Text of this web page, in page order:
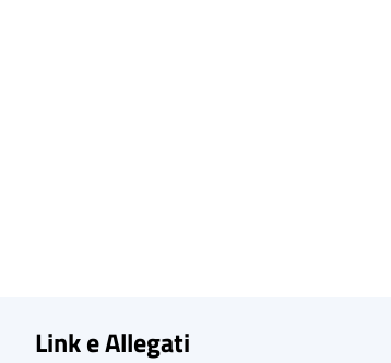
Link e Allegati